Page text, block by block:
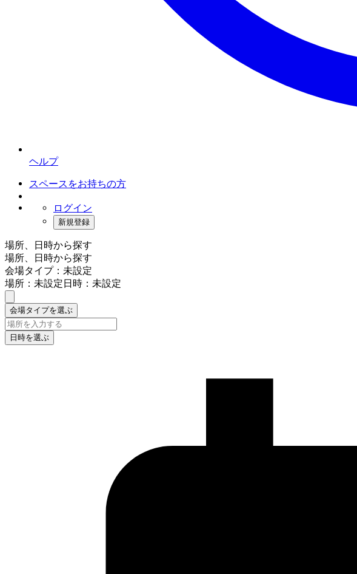
ヘルプ
スペースをお持ちの方
ログイン
新規登録
場所、日時から探す
場所、日時から探す
会場タイプ：未設定
場所：未設定日時：未設定
会場タイプを選ぶ
日時を選ぶ